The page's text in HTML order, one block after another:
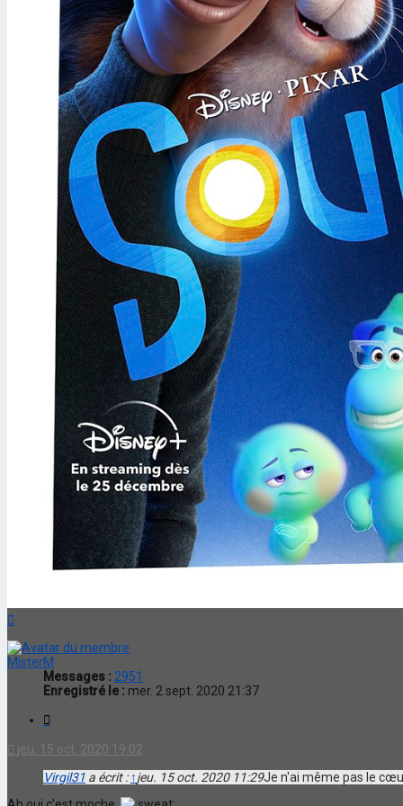
MisterM
Messages : 2951
Enregistré le : mer. 2 sept. 2020 21:37
jeu. 15 oct. 2020 19:02
Virgil31 a écrit : ↑jeu. 15 oct. 2020 11:29Je n'ai même pas le